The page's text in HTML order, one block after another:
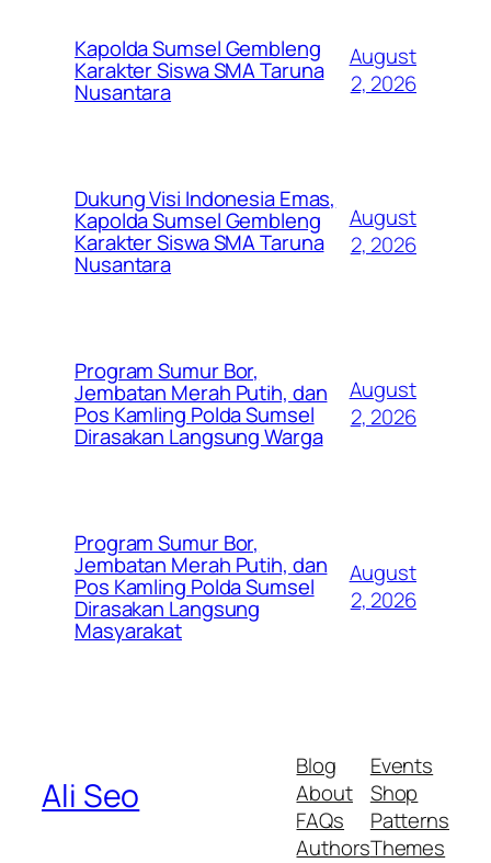
Kapolda Sumsel Gembleng
Karakter Siswa SMA Taruna
Nusantara
August
2, 2026
Dukung Visi Indonesia Emas,
Kapolda Sumsel Gembleng
Karakter Siswa SMA Taruna
Nusantara
August
2, 2026
Program Sumur Bor,
Jembatan Merah Putih, dan
Pos Kamling Polda Sumsel
Dirasakan Langsung Warga
August
2, 2026
Program Sumur Bor,
Jembatan Merah Putih, dan
Pos Kamling Polda Sumsel
Dirasakan Langsung
Masyarakat
August
2, 2026
Ali Seo
Blog
About
FAQs
Authors
Events
Shop
Patterns
Themes